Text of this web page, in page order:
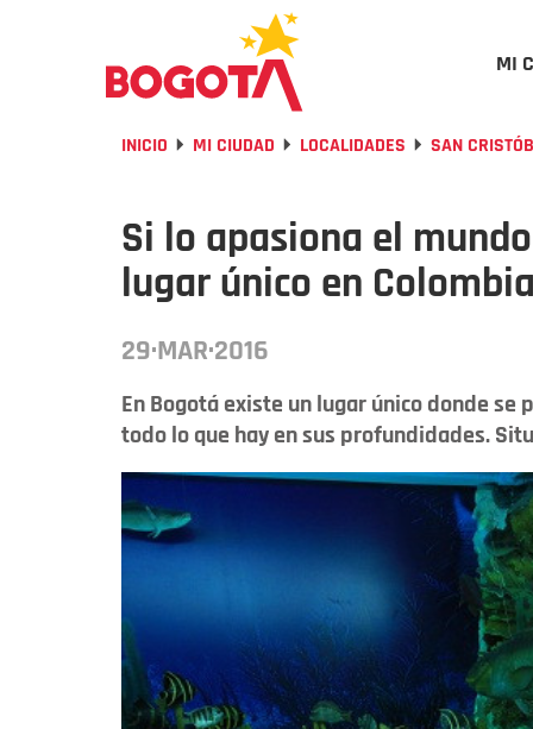
MI
INICIO MI CIUDAD LOCALIDADES SAN
Si lo apasiona el
lugar único en
29·MAR·2016
En Bogotá existe un lugar único donde
todo lo que hay en sus profundidades.